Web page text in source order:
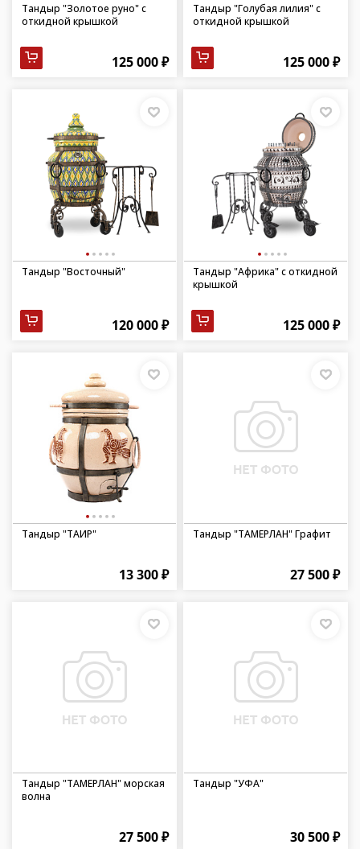
Тандыр "Золотое руно" с
откидной крышкой
125 000 ₽
Тандыр "Голубая лилия" с
откидной крышкой
125 000 ₽
Тандыр "Восточный"
120 000 ₽
Тандыр "Африка" с откидной
крышкой
125 000 ₽
Тандыр "ТАИР"
13 300 ₽
Тандыр "ТАМЕРЛАН" Графит
27 500 ₽
Тандыр "ТАМЕРЛАН" морская
волна
27 500 ₽
Тандыр "УФА"
30 500 ₽